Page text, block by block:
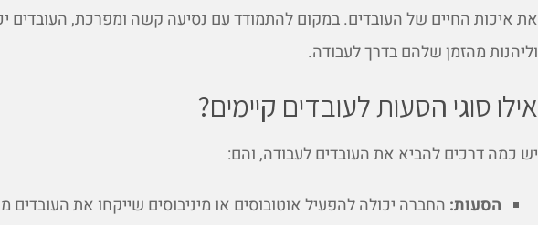
את איכות החיים של העובדים. במקום להתמודד עם נסיעה קשה ומפרכת, העובדים
וליהנות מהזמן שלהם בדרך לעבודה.
אילו סוגי הסעות לעובדים קיימים?
יש כמה דרכים להביא את העובדים לעבודה, והם:
הסעות: החברה יכולה להפעיל אוטובוסים או מיניבוסים שייקחו את העובדים